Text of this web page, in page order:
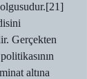
olgusudur.[21]
Gerçekten
altına